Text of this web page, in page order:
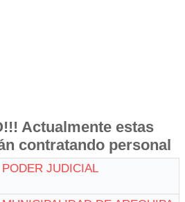
Actualmente estas
contratando personal
JUDICIAL